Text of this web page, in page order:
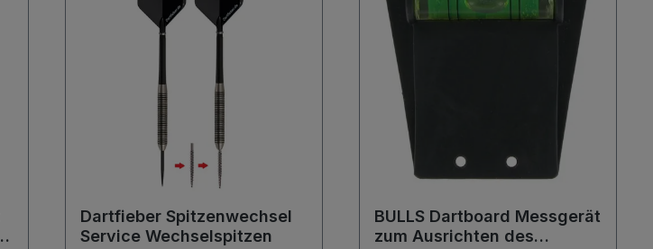
Dartfieber Spitzenwechsel
Service Wechselspitzen
BULLS Dartboard Messgerät
zum Ausrichten des